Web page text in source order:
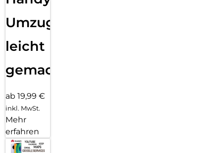
Umzug
leicht
gemacht!
ab 19,99 €
inkl. MwSt.
Mehr
erfahren